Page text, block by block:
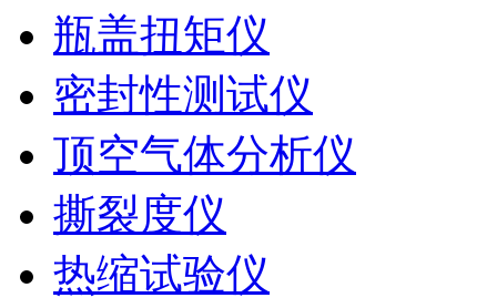
瓶盖扭矩仪
密封性测试仪
顶空气体分析仪
撕裂度仪
热缩试验仪